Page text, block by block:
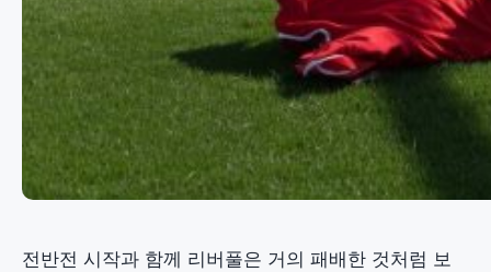
전반전 시작과 함께 리버풀은 거의 패배한 것처럼 보